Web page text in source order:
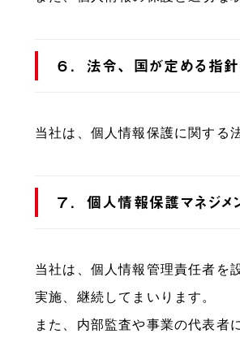
６．法令、国が定める指
当社は、個人情報保護に関する
７．個人情報保護マネジメ
当社は、個人情報管理責任者を
実施、継続してまいります。
また、内部監査や事業の代表者